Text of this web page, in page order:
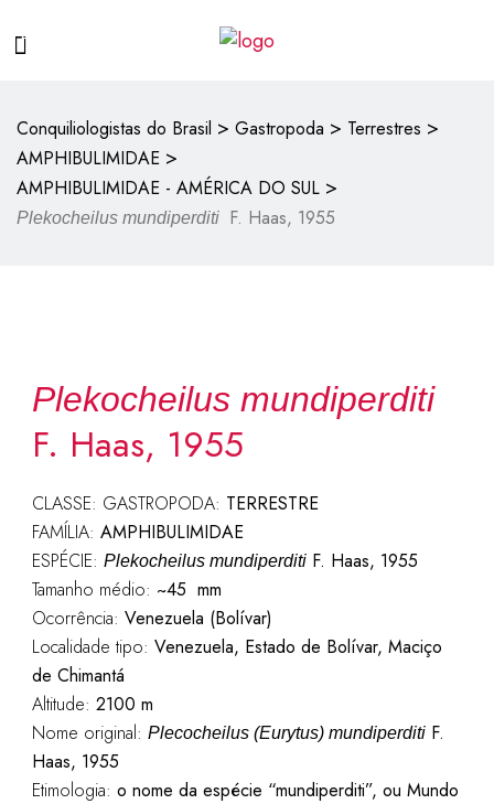
Conquiliologistas do Brasil > Gastropoda > Terrestres >
AMPHIBULIMIDAE >
AMPHIBULIMIDAE - AMÉRICA DO SUL >
Plekocheilus mundiperditi F. Haas, 1955
Plekocheilus mundiperditi
F. Haas, 1955
CLASSE: GASTROPODA: TERRESTRE
FAMÍLIA: AMPHIBULIMIDAE
ESPÉCIE: Plekocheilus mundiperditiF. Haas, 1955
Tamanho médio: ~45 mm
Ocorrência: Venezuela (Bolívar)
Localidade tipo: Venezuela, Estado de Bolívar, Maciço
de Chimantá
Altitude: 2100 m
Nome original: Plecocheilus (Eurytus) mundiperditiF.
Haas, 1955
Etimologia: o nome da espécie “mundiperditi”, ou Mundo